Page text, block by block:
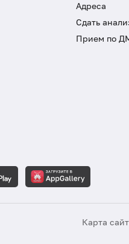
Адреса
Сдать
Прием по
Карта